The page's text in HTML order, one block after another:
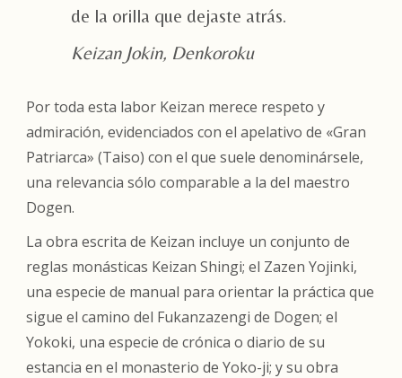
de la orilla que dejaste atrás.
Keizan Jokin, Denkoroku
Por toda esta labor Keizan merece respeto y
admiración, evidenciados con el apelativo de «Gran
Patriarca» (Taiso) con el que suele denominársele,
una relevancia sólo comparable a la del maestro
Dogen.
La obra escrita de Keizan incluye un conjunto de
reglas monásticas Keizan Shingi; el Zazen Yojinki,
una especie de manual para orientar la práctica que
sigue el camino del Fukanzazengi de Dogen; el
Yokoki, una especie de crónica o diario de su
estancia en el monasterio de Yoko-ji; y su obra